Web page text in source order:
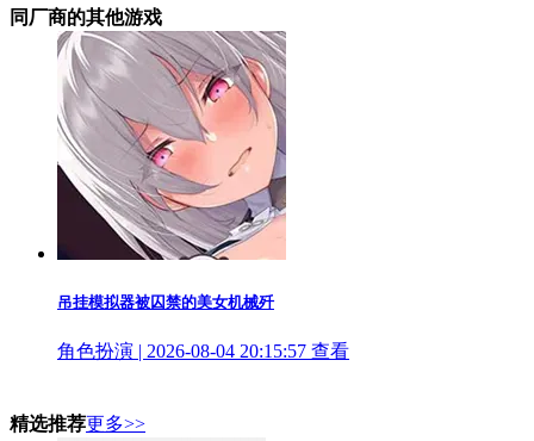
同厂商的其他游戏
吊挂模拟器被囚禁的美女机械歼
角色扮演 | 2026-08-04 20:15:57 查看
精选推荐更多>>